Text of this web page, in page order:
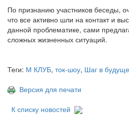
По признанию участников беседы,
что все активно шли на контакт и
данной проблематике, сами
сложных жизненных ситуаций.
Теги: М КЛУБ, ток-шоу, Шаг в
Версия для печати
К списку новостей